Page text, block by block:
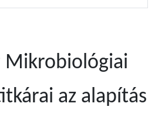
Mikrobiológiai
az alapítás